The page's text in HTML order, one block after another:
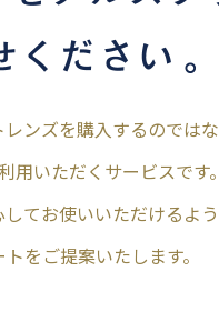
ンズを購入するのでは
用いただくサービスです
てお使いいただけるよ
をご提案いたします。